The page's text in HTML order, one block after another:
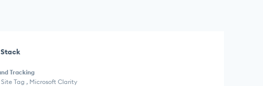
Tracking
Tag , Microsoft Clarity